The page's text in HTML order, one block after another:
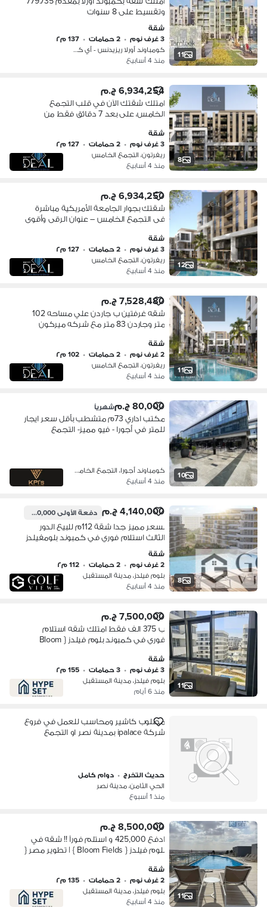
11
وتقسيط على 8 سنوات
شقة
3 غرف نوم
• 2 حمامات • 137 م٢
كومباوند أورلا ريزيدنس - أي كابيتال…
منذ 4 أسابيع
8
6,934,254 ج.م
امتلك شقتك الآن في قلب التجمع
الخامس، على بعد 7 دقائق فقط من
مميز جدًا.
شقة
3 غرف نوم
• 2 حمامات • 127 م٢
ريفرتون، التجمع الخامس
منذ 4 أسابيع
12
6,934,250 ج.م
شقتك بجوار الجامعة الأمريكية مباشرة
فى التجمع الخامس – عنوان الرقى وأقوى
شقة
3 غرف نوم
• 2 حمامات • 127 م٢
ريفرتون، التجمع الخامس
منذ 4 أسابيع
11
7,528,480 ج.م
شقه غرفتين ب جاردن علي مساحه 102
متر وجاردن 83 متر مع شركه ميركون
وسكن ومتاح التقسيط بالاضافه يوجد
فندق فالمشروع
شقة
2 غرف نوم
• 2 حمامات • 102 م٢
ريفرتون، التجمع الخامس
منذ 4 أسابيع
10
80,000 ج.م شهرياً
مكتب اداري 73م متشطب بأقل سعر ايجار
للمتر في أجورا - فيو مميز- التجمع
كومباوند أجورا، التجمع الخامس
منذ 4 أسابيع
8
4,140,000 ج.م دفعة الأولى3,700,000 ج.م
بسعر مميز جدا شقة 112م للبيع الدور
الثالث استلام فوري في كمبوند بلومفيلدز
المستقبل سيتي اميز مشاريع تطوير مصر
في التجمع الخامس (منطقة كورت يارد)
شقة
2 غرف نوم
• 2 حمامات • 112 م٢
بلوم فيلدز، مدينة المستقبل
منذ 4 أسابيع
11
7,500,000 ج.م
ب 375 الف فقط امتلك شقه استلام
فوري في كمبوند بلوم فيلدز { Bloom
القاهرة الجديدة - المستقبل سيتي |
التجمع
شقة
3 غرف نوم
• 3 حمامات • 155 م٢
بلوم فيلدز، مدينة المستقبل
منذ 6 أيام
مطلوب كاشير ومحاسب للعمل في فروع
شركة ipalace بمدينة نصر او التجمع
حديث التخرج • دوام كامل
الحي الثامن، مدينة نصر
منذ 1 أسبوع
11
8,500,000 ج.م
ادفع 425,000 و استلم فوراً !! شقه في
بلوم فيلدز { Bloom Fields } | تطوير مصر {
المستقبل سيتي | التجمع
شقة
2 غرف نوم
• 2 حمامات • 135 م٢
بلوم فيلدز، مدينة المستقبل
منذ 4 أسابيع